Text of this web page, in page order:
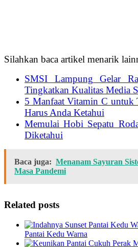
Silahkan baca artikel menarik
SMSI Lampung Gelar
Tingkatkan Kualitas Media
5 Manfaat Vitamin C
Harus Anda Ketahui
Memulai Hobi Sepatu
Diketahui
Baca juga: Menanam Sayuran
Masa Pandemi
Related posts
Pantai Kedu Warna